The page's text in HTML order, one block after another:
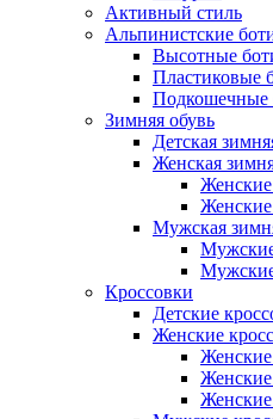
Активный стиль
Альпинистские
Высотные
Пластиковые
Подкошечные
Зимняя обувь
Детская
Женская
Мужская
Кроссовки
Детские
Женские
Женские
Женские